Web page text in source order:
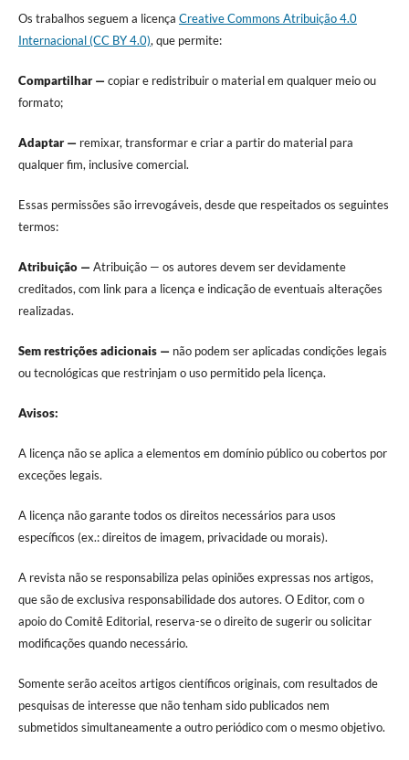
Os trabalhos seguem a licença Creative Commons Atribuição 4.0
Internacional (CC BY 4.0), que permite:
Compartilhar — copiar e redistribuir o material em qualquer meio ou
formato;
Adaptar — remixar, transformar e criar a partir do material para
qualquer fim, inclusive comercial.
Essas permissões são irrevogáveis, desde que respeitados os seguintes
termos:
Atribuição — Atribuição — os autores devem ser devidamente
creditados, com link para a licença e indicação de eventuais alterações
realizadas.
Sem restrições adicionais — não podem ser aplicadas condições legais
ou tecnológicas que restrinjam o uso permitido pela licença.
Avisos:
A licença não se aplica a elementos em domínio público ou cobertos por
exceções legais.
A licença não garante todos os direitos necessários para usos
específicos (ex.: direitos de imagem, privacidade ou morais).
A revista não se responsabiliza pelas opiniões expressas nos artigos,
que são de exclusiva responsabilidade dos autores. O Editor, com o
apoio do Comitê Editorial, reserva-se o direito de sugerir ou solicitar
modificações quando necessário.
Somente serão aceitos artigos científicos originais, com resultados de
pesquisas de interesse que não tenham sido publicados nem
submetidos simultaneamente a outro periódico com o mesmo objetivo.